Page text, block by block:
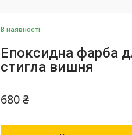
В наявності
Епоксидна фарба
стигла вишня
680 ₴